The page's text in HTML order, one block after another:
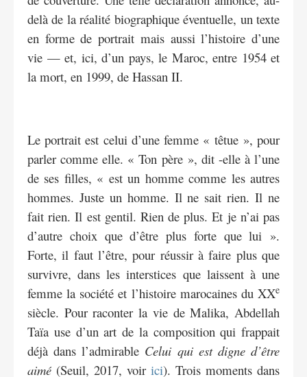
delà de la réalité biographique éventuelle, un texte
en forme de portrait mais aussi l’histoire d’une
vie — et, ici, d’un pays, le Maroc, entre 1954 et
la mort, en 1999, de Hassan II.
Le portrait est celui d’une femme « têtue », pour
parler comme elle. « Ton père », dit -elle à l’une
de ses filles, « est un homme comme les autres
hommes. Juste un homme. Il ne sait rien. Il ne
fait rien. Il est gentil. Rien de plus. Et je n’ai pas
d’autre choix que d’être plus forte que lui ».
Forte, il faut l’être, pour réussir à faire plus que
survivre, dans les interstices que laissent à une
femme la société et l’histoire marocaines du XXe
siècle. Pour raconter la vie de Malika, Abdellah
Taïa use d’un art de la composition qui frappait
déjà dans l’admirable Celui qui est digne d’être
aimé (Seuil, 2017, voir ici). Trois moments dans